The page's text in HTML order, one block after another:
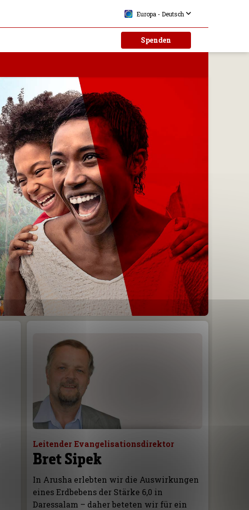
Spenden
Europa - Deutsch
Leitender Evangelisationsdirektor
Bret Sipek
In Arusha erlebten wir die Auswirkungen
eines Erdbebens der Stärke 6,0 in
Daressalam – daher beteten wir für ein